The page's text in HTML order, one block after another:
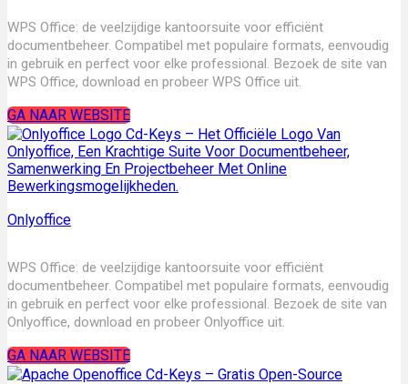
WPS Office: de veelzijdige kantoorsuite voor efficiënt
documentbeheer. Compatibel met populaire formats, eenvoudig
in gebruik en perfect voor elke professional. Bezoek de site van
WPS Office, download en probeer WPS Office uit.
GA NAAR WEBSITE
Onlyoffice
WPS Office: de veelzijdige kantoorsuite voor efficiënt
documentbeheer. Compatibel met populaire formats, eenvoudig
in gebruik en perfect voor elke professional. Bezoek de site van
Onlyoffice, download en probeer Onlyoffice uit.
GA NAAR WEBSITE